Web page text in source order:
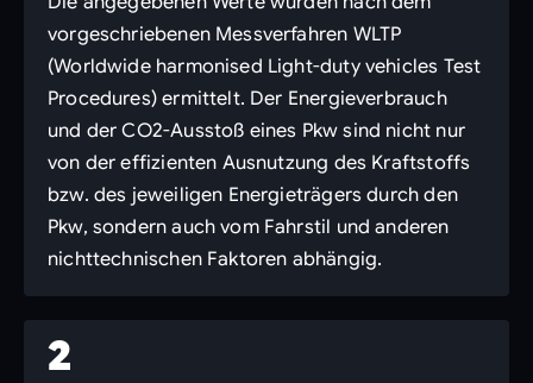
vorgeschriebenen Messverfahren WLTP
(Worldwide harmonised Light-duty vehicles Test
Procedures) ermittelt. Der Energieverbrauch
und der CO2-Ausstoß eines Pkw sind nicht nur
von der effizienten Ausnutzung des Kraftstoffs
bzw. des jeweiligen Energieträgers durch den
Pkw, sondern auch vom Fahrstil und anderen
nichttechnischen Faktoren abhängig.
2